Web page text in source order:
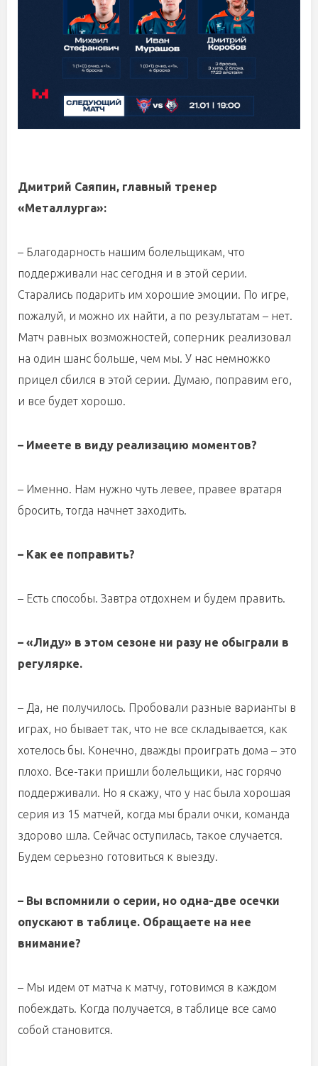
Дмитрий Саяпин, главный тренер
«Металлурга»:
– Благодарность нашим болельщикам, что
поддерживали нас сегодня и в этой серии.
Старались подарить им хорошие эмоции. По игре,
пожалуй, и можно их найти, а по результатам – нет.
Матч равных возможностей, соперник реализовал
на один шанс больше, чем мы. У нас немножко
прицел сбился в этой серии. Думаю, поправим его,
и все будет хорошо.
– Имеете в виду реализацию моментов?
– Именно. Нам нужно чуть левее, правее вратаря
бросить, тогда начнет заходить.
– Как ее поправить?
– Есть способы. Завтра отдохнем и будем править.
– «Лиду» в этом сезоне ни разу не обыграли в
регулярке.
– Да, не получилось. Пробовали разные варианты в
играх, но бывает так, что не все складывается, как
хотелось бы. Конечно, дважды проиграть дома – это
плохо. Все-таки пришли болельщики, нас горячо
поддерживали. Но я скажу, что у нас была хорошая
серия из 15 матчей, когда мы брали очки, команда
здорово шла. Сейчас оступилась, такое случается.
Будем серьезно готовиться к выезду.
– Вы вспомнили о серии, но одна-две осечки
опускают в таблице. Обращаете на нее
внимание?
– Мы идем от матча к матчу, готовимся в каждом
побеждать. Когда получается, в таблице все само
собой становится.